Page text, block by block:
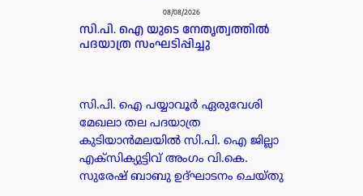
08/08/2026
സി.പി. ഐ യുടെ നേതൃത്വത്തിൽ
പദയാത്ര സംഘടിപ്പിച്ചു
സി.പി. ഐ പയ്യാവൂർ ഏരുവേശി
മേഖലാ തല പദയാത്ര
കുടിയാൻമലയിൽ സി.പി. ഐ ജില്ലാ
എക്സിക്യുട്ടിവ് അംഗം വി.കെ.
സുരേഷ് ബാബു ഉദ്ഘാടനം ചെയ്തു